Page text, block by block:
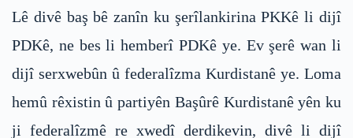
Lê divê baş bê zanîn ku şerîlankirina PKKê li dijî
PDKê, ne bes li hemberî PDKê ye. Ev şerê wan li
dijî serxwebûn û federalîzma Kurdistanê ye. Loma
hemû rêxistin û partiyên Başûrê Kurdistanê yên ku
ji federalîzmê re xwedî derdikevin, divê li dijî